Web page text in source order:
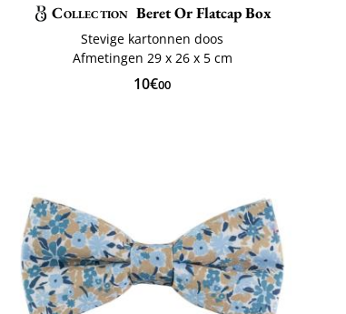
Collection Beret Or Flatcap Box
Stevige kartonnen doos
Afmetingen 29 x 26 x 5 cm
10€00